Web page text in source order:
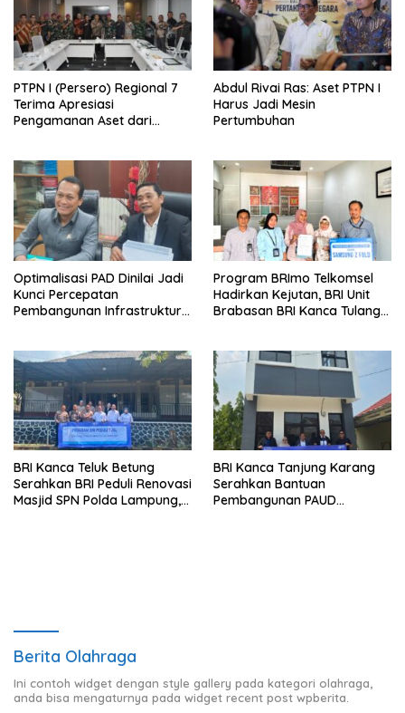
PTPN I (Persero) Regional 7
Terima Apresiasi
Pengamanan Aset dari
Abdul Rivai Ras: Aset PTPN I
Harus Jadi Mesin
Pertumbuhan
Optimalisasi PAD Dinilai Jadi
Kunci Percepatan
Pembangunan Infrastruktur
Program BRImo Telkomsel
Hadirkan Kejutan, BRI Unit
Brabasan BRI Kanca Tulang
Mesuji
BRI Kanca Teluk Betung
Serahkan BRI Peduli Renovasi
Masjid SPN Polda Lampung,
BRI Kanca Tanjung Karang
Serahkan Bantuan
Pembangunan PAUD
Berita Olahraga
Ini contoh widget dengan style gallery pada kategori olahraga,
anda bisa mengaturnya pada widget recent post wpberita.